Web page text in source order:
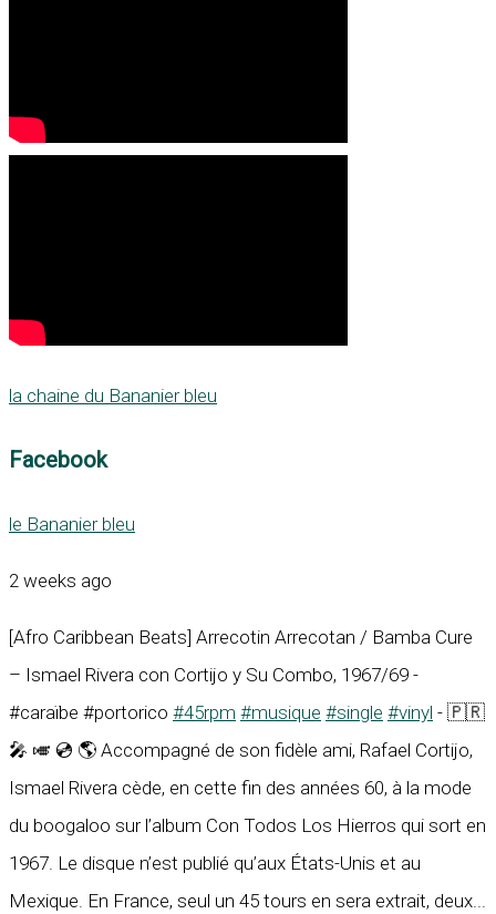
la chaine du Bananier bleu
Facebook
le Bananier bleu
2 weeks ago
[Afro Caribbean Beats] Arrecotin Arrecotan / Bamba Cure
– Ismael Rivera con Cortijo y Su Combo, 1967/69 -
#caraïbe #portorico #45rpm #musique #single #vinyl - 🇵🇷
🎤 🎺 💿 🌎 Accompagné de son fidèle ami, Rafael Cortijo,
Ismael Rivera cède, en cette fin des années 60, à la mode
du boogaloo sur l’album Con Todos Los Hierros qui sort en
1967. Le disque n’est publié qu’aux États-Unis et au
Mexique. En France, seul un 45 tours en sera extrait, deux...